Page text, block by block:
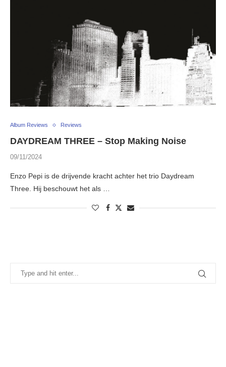
Album Reviews Reviews
DAYDREAM THREE – Stop Making Noise
09/11/2024
Enzo Pepi is de drijvende kracht achter het trio Daydream
Three. Hij beschouwt het als …